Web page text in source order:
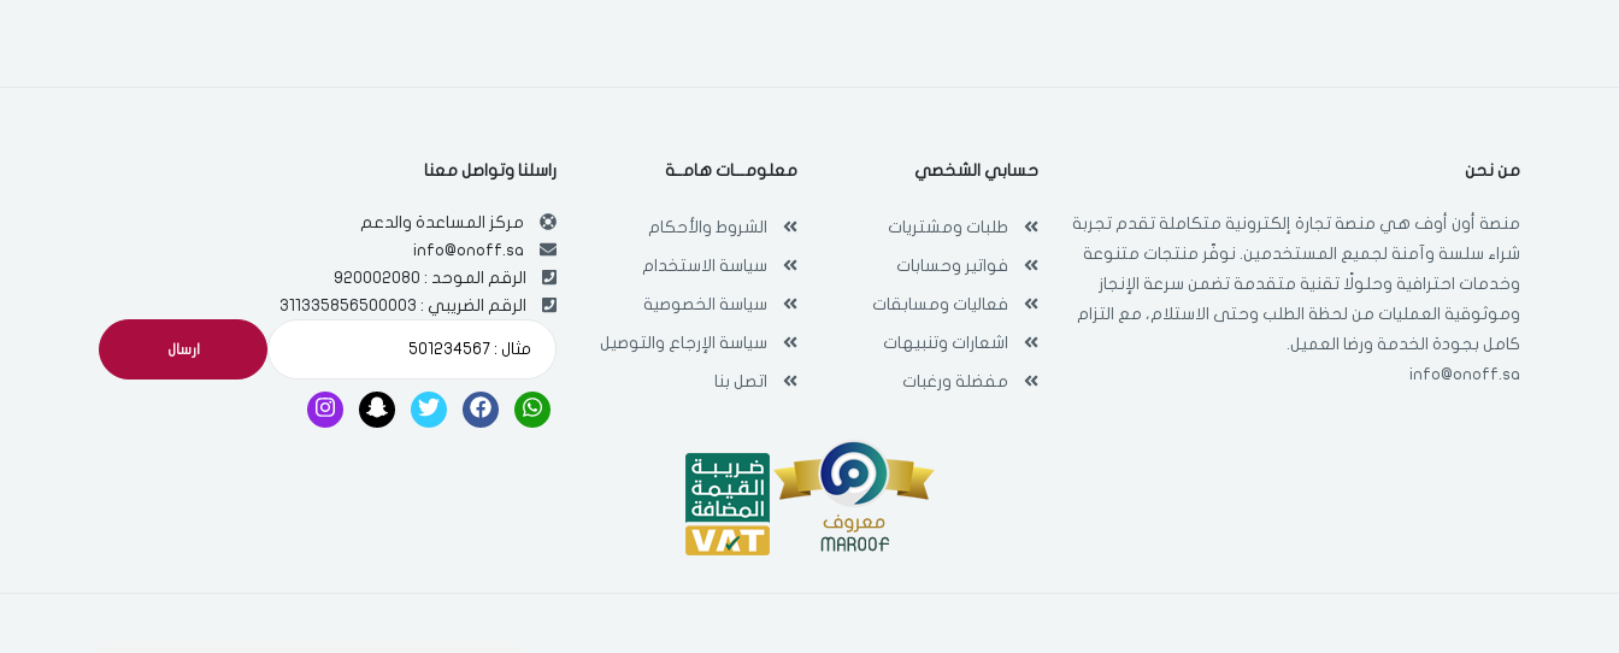
من نحن
منصة أون أوف هي منصة تجارة إلكترونية متكاملة تقدم تجربة
شراء سلسة وآمنة لجميع المستخدمين. نوفّر منتجات متنوعة
وخدمات احترافية وحلولًا تقنية متقدمة تضمن سرعة الإنجاز
وموثوقية العمليات من لحظة الطلب وحتى الاستلام، مع التزام
كامل بجودة الخدمة ورضا العميل.
info@onoff.sa
حسابي الشخصي
طلبات ومشتريات
فواتير وحسابات
فعاليات ومسابقات
اشعارات وتنبيهات
مفضلة ورغبات
معلومـــات هامــة
الشروط والأحكام
سياسة الاستخدام
سياسة الخصوصية
سياسة الإرجاع والتوصيل
اتصل بنا
راسلنا وتواصل معنا
مركز المساعدة والدعم
info@onoff.sa
الرقم الموحد : 920002080
الرقم الضريبي : 311335856500003
ارسال
فى حالة تغيير المدينة قد تفقد بعض او كل المنتجات التي تم اضافتها للسلة